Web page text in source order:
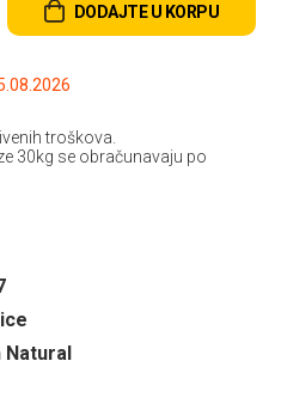
DODAJTE U KORPU
troškova.
30kg se obračunavaju po
Natural